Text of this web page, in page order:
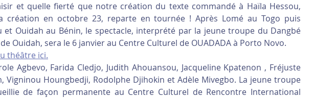
et quelle fierté que notre création du texte commandé à Haïla Hessou,
création en octobre 23, reparte en tournée ! Après Lomé au Togo puis
et Ouidah au Bénin, le spectacle, interprété par la jeune troupe du Dangbé
Ouidah, sera le 6 janvier au Centre Culturel de OUADADA à Porto Novo.
théâtre ici.
Agbevo, Farida Cledjo, Judith Ahouansou, Jacqueline Kpatenon , Fréjuste
Vigninou Houngbedji, Rodolphe Djihokin et Adèle Mivegbo. La jeune troupe
de façon permanente au Centre Culturel de Rencontre International